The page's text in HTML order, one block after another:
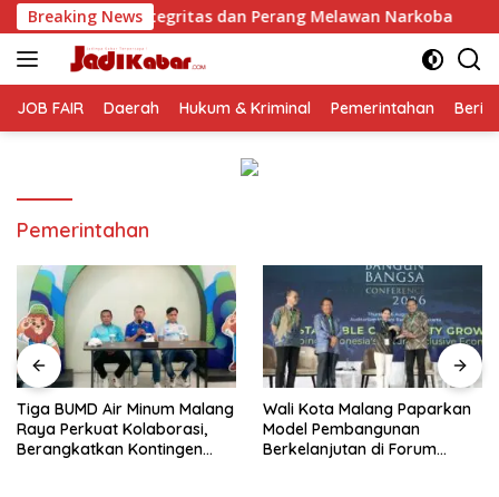
Langsung
ke
konten
Breaking News
Perang Melawan Narkoba Tiga BUMD Air Minum
JOB FAIR Daerah Hukum & Kriminal Pemerintahan
Pemerintahan
Tiga BUMD Air Minum Malang
Raya Perkuat Kolaborasi,
Berangkatkan Kontingen
Wali Kota Malang Paparkan
Model Pembangunan
Berkelanjutan di Forum